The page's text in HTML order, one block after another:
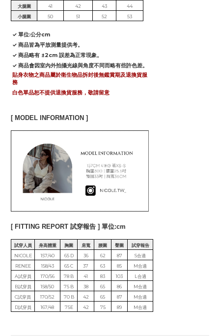
大腿圍
41 42 43
44
小腿圍
50 51 52 53
✓ 單位:公分cm
✓ 商品皆為平放測量提供考。
✓ 商品略有 ±2cm 誤差為正常現象。
✓ 商品會因室內外拍攝光線與角度不同而略有些許色差。
貼身衣物之商品屬於衛生物品拆封後無鑑賞期及退換貨服
務
白色單品恕不提供退換貨服務，敬請留意
[ MODEL INFORMATION ]
[ FITTING REPORT 試穿報告 ] 單位:cm
試穿人員 身高體重 胸圍 肩寬 腰圍 臀圍
試穿報告
NICOLE
157/40 65 D 36 62 87
S合適
RENEE
158/43 65 C 37 63 85
M合適
A試穿員
170/56 78 B 41 83 103
L合適
B試穿員
158/50 75 B 38 65 86
M合適
C試穿員
170/52 70 B 42 65 87
M合適
D試穿員
167/48 75E 42 75 89 M合適